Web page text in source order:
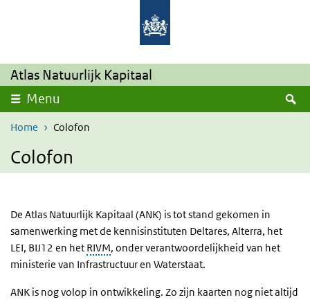
Overslaan en naar de inhoud gaan
Atlas Natuurlijk Kapitaal
Menu
Home Colofon
Colofon
De Atlas Natuurlijk Kapitaal (ANK) is tot stand gekomen in
samenwerking met de kennisinstituten Deltares, Alterra, het
LEI, BIJ12 en het RIVM, onder verantwoordelijkheid van het
ministerie van Infrastructuur en Waterstaat.
ANK is nog volop in ontwikkeling. Zo zijn kaarten nog niet altijd